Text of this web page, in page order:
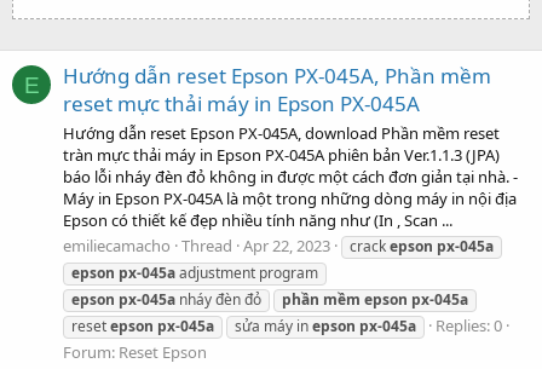
E
Hướng dẫn reset Epson PX-045A, Phần mềm
reset mực thải máy in Epson PX-045A
Hướng dẫn reset Epson PX-045A, download Phần mềm reset
tràn mực thải máy in Epson PX-045A phiên bản Ver.1.1.3 (JPA)
báo lỗi nháy đèn đỏ không in được một cách đơn giản tại nhà. -
Máy in Epson PX-045A là một trong những dòng máy in nội địa
Epson có thiết kế đẹp nhiều tính năng như (In , Scan ...
emiliecamacho Thread Apr 22, 2023 crackepson px-045a
epson px-045aadjustment program
epson px-045a nháy đèn đỏ phần mềm epson px-045a
resetepson px-045a sửa máy inepson px-045a
Replies: 0
Forum: Reset Epson